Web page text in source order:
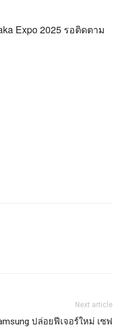
Expo 2025 รอติดตาม
Next article
ปล่อยฟีเจอร์ใหม่ เซฟ